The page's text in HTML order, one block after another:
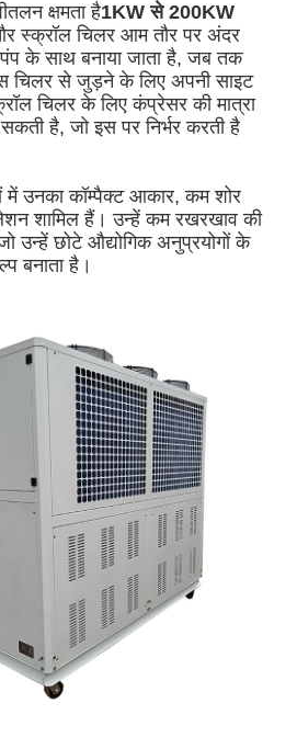
क्षमता है1KW से 200KW
स्क्रॉल चिलर आम तौर पर अंदर
पंप के साथ बनाया जाता है, जब तक
चिलर से जुड़ने के लिए अपनी साइट
चिलर के लिए कंप्रेसर की मात्रा
है, जो इस पर निर्भर करती है
में उनका कॉम्पैक्ट आकार, कम शोर
शामिल हैं। उन्हें कम रखरखाव की
उन्हें छोटे औद्योगिक अनुप्रयोगों के
बनाता है।